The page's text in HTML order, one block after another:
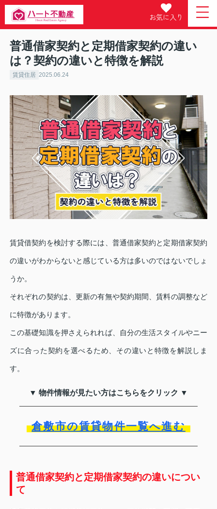
お気に入り
普通借家契約と定期借家契約の違い
は？契約の違いと特徴を解説
賃貸住居 2025.06.24
賃貸借契約を検討する際には、普通借家契約と定期借家契約
の違いがわからないと感じている方は多いのではないでしょ
うか。
それぞれの契約は、更新の有無や契約期間、賃料の調整など
に特徴があります。
この基礎知識を押さえられれば、自分の生活スタイルやニー
ズに合った契約を選べるため、その違いと特徴を解説しま
す。
▼ 物件情報が見たい方はこちらをクリック ▼
倉敷市の賃貸物件一覧へ進む
普通借家契約と定期借家契約の違いについ
て